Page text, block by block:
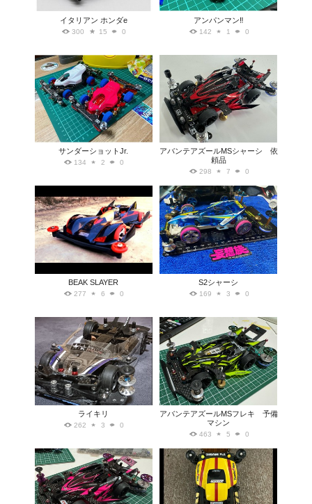
イタリアン ホンダe
300 15 0
アンパンマン‼️
142 1 0
サンダーショットJr.
134 2 0
アバンテアズールMSシャーシ 依
頼品
298 7 0
BEAK SLAYER
277 6 0
S2シャーシ
169 3 0
ライキリ
262 3 0
アバンテアズールMSフレキ 予備
マシン
463 5 0